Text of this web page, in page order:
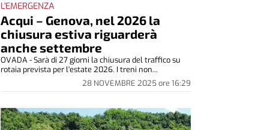
L'EMERGENZA
Acqui – Genova, nel 2026 la
chiusura estiva riguarderà
anche settembre
28 NOVEMBRE 2025ore 16:29
OVADA - Sarà di 27 giorni la chiusura del traffico su
rotaia prevista per l'estate 2026. I treni non...